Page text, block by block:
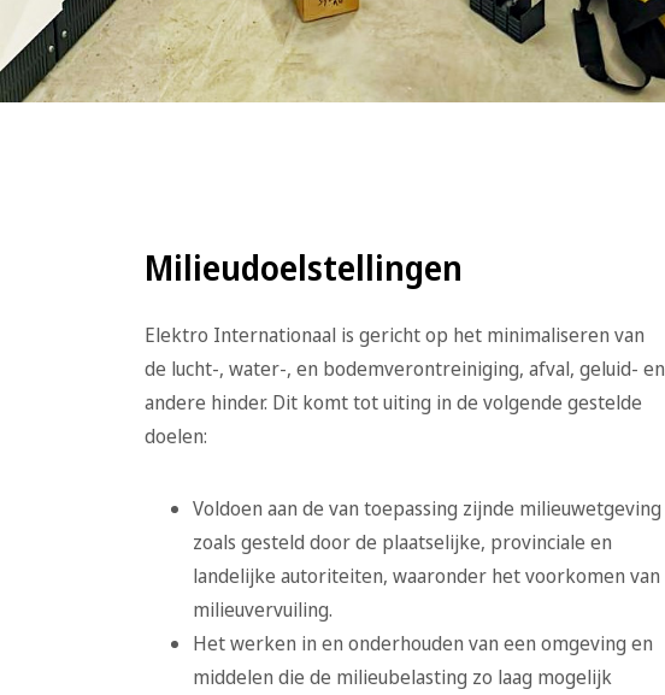
Milieudoelstellingen
Elektro Internationaal is gericht op het minimaliseren van
de lucht-, water-, en bodemverontreiniging, afval, geluid- en
andere hinder. Dit komt tot uiting in de volgende gestelde
doelen:
Voldoen aan de van toepassing zijnde milieuwetgeving
zoals gesteld door de plaatselijke, provinciale en
landelijke autoriteiten, waaronder het voorkomen van
milieuvervuiling.
Het werken in en onderhouden van een omgeving en
middelen die de milieubelasting zo laag mogelijk